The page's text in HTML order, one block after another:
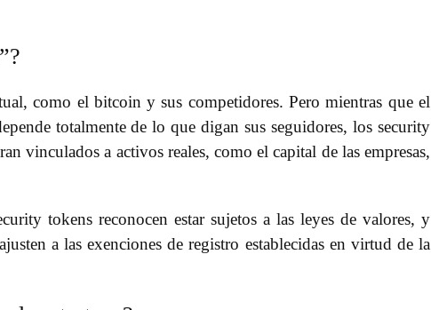
como el bitcoin y sus competidores. Pero mientras que el
totalmente de lo que digan sus seguidores, los security
vinculados a activos reales, como el capital de las empresas,
tokens reconocen estar sujetos a las leyes de valores, y
a las exenciones de registro establecidas en virtud de la